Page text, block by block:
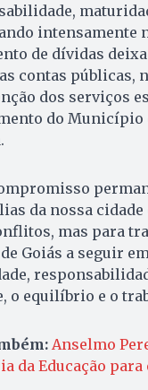
intensamente
de dívidas
contas públicas,
dos serviços
do Município
da nossa
mas para
Goiás a seguir
o equilíbrio e o
Anselmo
da Educação